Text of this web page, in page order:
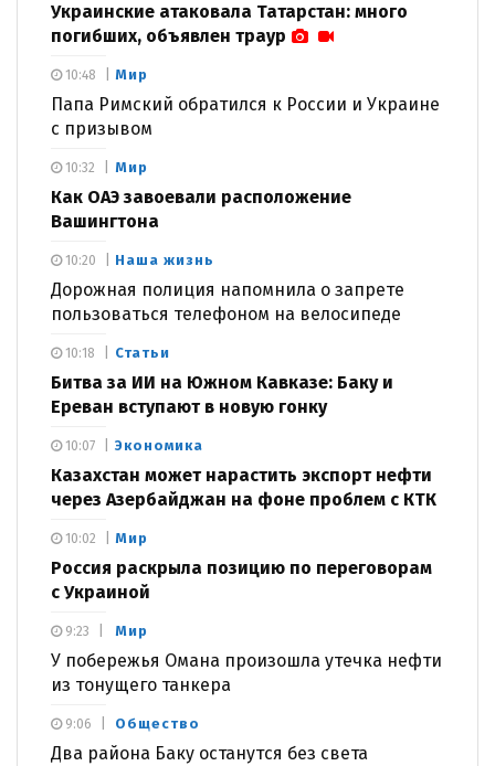
Украинские атаковала Татарстан: много
погибших, объявлен траур
Мир
Папа Римский обратился к России и Украине
с призывом
10:48
Мир
Как ОАЭ завоевали расположение
Вашингтона
10:32
Наша жизнь
Дорожная полиция напомнила о запрете
пользоваться телефоном на велосипеде
10:20
Статьи
Битва за ИИ на Южном Кавказе: Баку и
Ереван вступают в новую гонку
10:18
Экономика
Казахстан может нарастить экспорт нефти
через Азербайджан на фоне проблем с КТК
10:07
Мир
Россия раскрыла позицию по переговорам
с Украиной
10:02
Мир
У побережья Омана произошла утечка нефти
из тонущего танкера
9:23
Общество
Два района Баку останутся без света
9:06